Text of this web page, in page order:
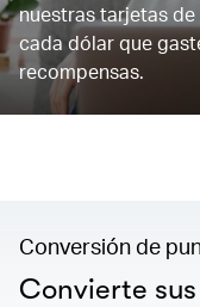
nuestras tarjetas
cada dólar que
recompensas.
Conversión de
Convierte